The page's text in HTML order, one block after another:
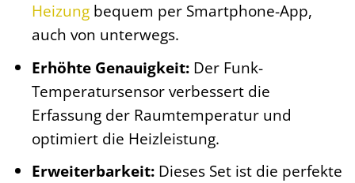
Heizungbequem per Smartphone-App,
auch von unterwegs.
Erhöhte Genauigkeit:Der Funk-
Temperatursensor verbessert die
Erfassung der Raumtemperatur und
optimiert die Heizleistung.
Erweiterbarkeit:Dieses Set ist die perfekte